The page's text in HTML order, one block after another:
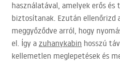
használatával, amelyek erős
biztosítanak. Ezután ellenőrizd
meggyőződve arról, hogy
el. Így a zuhanykabin hosszú
kellemetlen meglepetések és